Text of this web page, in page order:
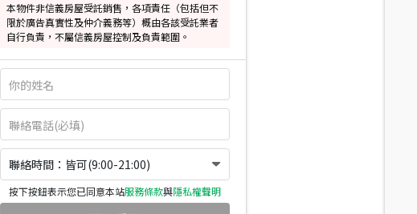
本物件非信義房屋受託銷售，各項責任（包括但不
限於廣告真實性及仲介義務等）概由各該受託業者
自行負責，不屬信義房屋控制及負責範圍。
聯絡時間：皆可(9:00-21:00)
按下按鈕表示您已同意本站服務條款與隱私權聲明